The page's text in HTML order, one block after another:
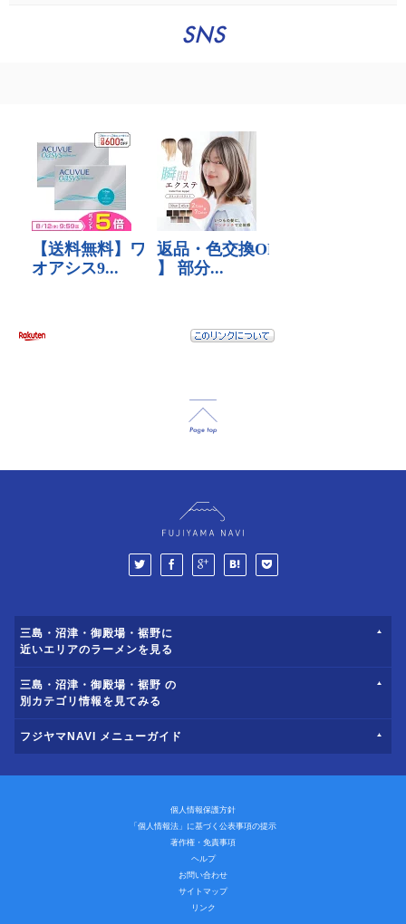
SNS
三島・沼津・御殿場・裾野に
近いエリアのラーメンを見る
三島・沼津・御殿場・裾野 の
別カテゴリ情報を見てみる
フジヤマNAVI メニューガイド
個人情報保護方針
「個人情報法」に基づく公表事項の提示
著作権・免責事項
ヘルプ
お問い合わせ
サイトマップ
リンク